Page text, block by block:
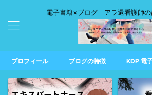
電子書籍×ブログ アラ還看護師の
プロフィール ブログの特徴 KDP 電